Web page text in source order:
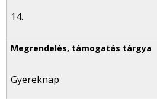
14.
Gyereknap